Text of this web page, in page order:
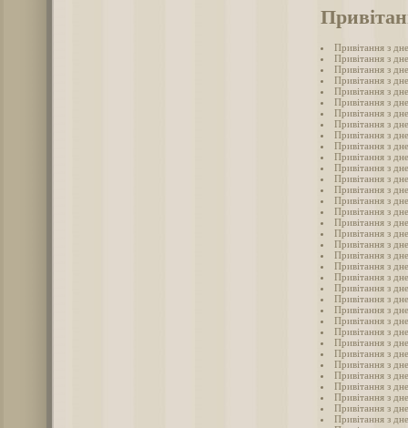
Привітання з
Привітання з
Привітання з
Привітання з
Привітання з
Привітання з
Привітання з
Привітання з
Привітання з
Привітання з
Привітання з
Привітання з
Привітання з
Привітання з
Привітання з
Привітання з
Привітання з
Привітання з
Привітання з
Привітання з
Привітання з
Привітання з
Привітання з
Привітання з
Привітання з
Привітання з
Привітання з
Привітання з
Привітання з
Привітання з
Привітання з
Привітання з
Привітання з
Привітання з
Привітання з